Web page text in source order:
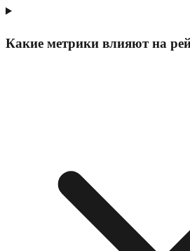
Какие метрики влияют на